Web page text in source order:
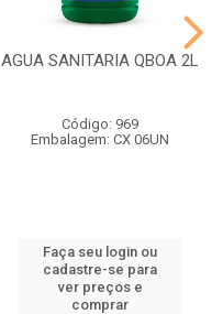
AGUA SANITARIA QBOA 2L
Código: 969
Embalagem: CX 06UN
Faça seu login ou
cadastre-se para
ver preços e
comprar